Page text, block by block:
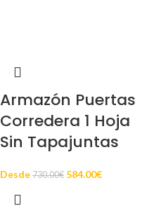
Armazón Puertas
Corredera 1 Hoja
Sin Tapajuntas
Desde 730.00€ 584.00€